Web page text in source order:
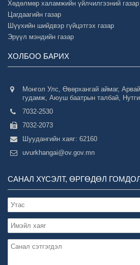
Хөдөлмөр халамжийн үйлчилгээний газар
Цагдаагийн газар
Шүүхийн шийдвэр гүйцэтгэх газар
Эрүүл мэндийн газар
ХОЛБОО БАРИХ
Монгол Улс, Өвөрхангай аймаг,
гудамж, Аюуш баатрын талбай,
7032-2530
7032-2073
Шуудангийн хаяг: 62160
uvurkhangai@ov.gov.mn
САНАЛ ХҮСЭЛТ, ӨРГӨДӨЛ